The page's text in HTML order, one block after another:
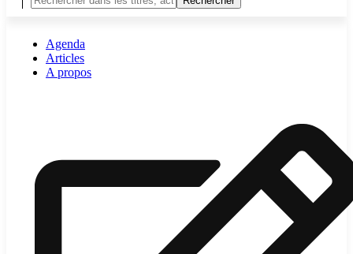
Agenda
Articles
A propos